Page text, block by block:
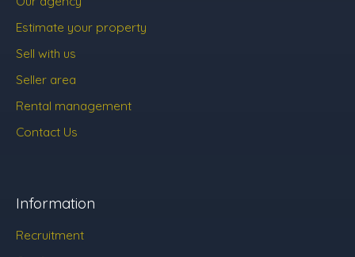
Estimate your property
Sell with us
Seller area
Rental management
Contact Us
Information
Recruitment